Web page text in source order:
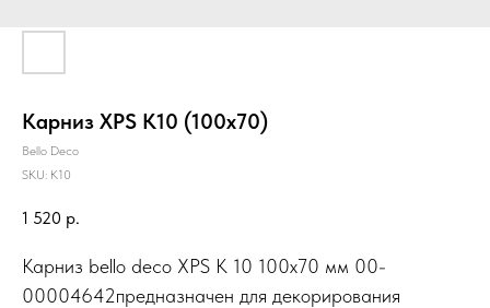
Карниз XPS К10 (100х70)
Bello Deco
SKU: К10
1 520 р.
Карниз bello deco XPS К 10 100x70 мм 00-
00004642предназначен для декорирования